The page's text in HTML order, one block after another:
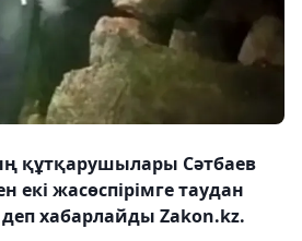
құтқарушылары Сәтбаев
екі жасөспірімге таудан
деп хабарлайды Zakon.kz.